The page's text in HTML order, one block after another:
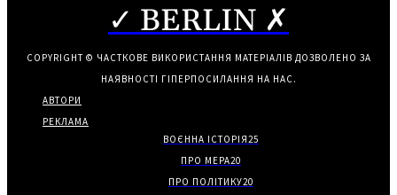
✓ BERLIN ✗
COPYRIGHT © ЧАСТКОВЕ ВИКОРИСТАННЯ МАТЕРІАЛІВ ДОЗВОЛЕНО ЗА
НАЯВНОСТІ ГІПЕРПОСИЛАННЯ НА НАС.
АВТОРИ
РЕКЛАМА
ВОЄННА ІСТОРІЯ25
ПРО МЕРА20
ПРО ПОЛІТИКУ20